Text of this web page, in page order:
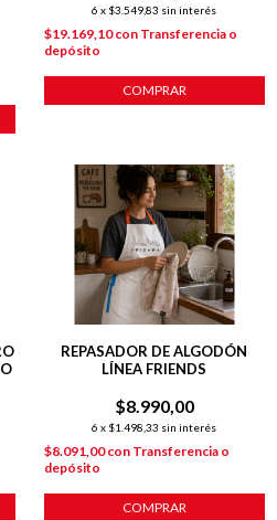
6 x $3.549,83 sin interés
$19.169,10con Transferencia o
depósito
COMPRAR
REPASADOR DE ALGODÓN
LÍNEA FRIENDS
$8.990,00
6 x $1.498,33 sin interés
$8.091,00con Transferencia o
depósito